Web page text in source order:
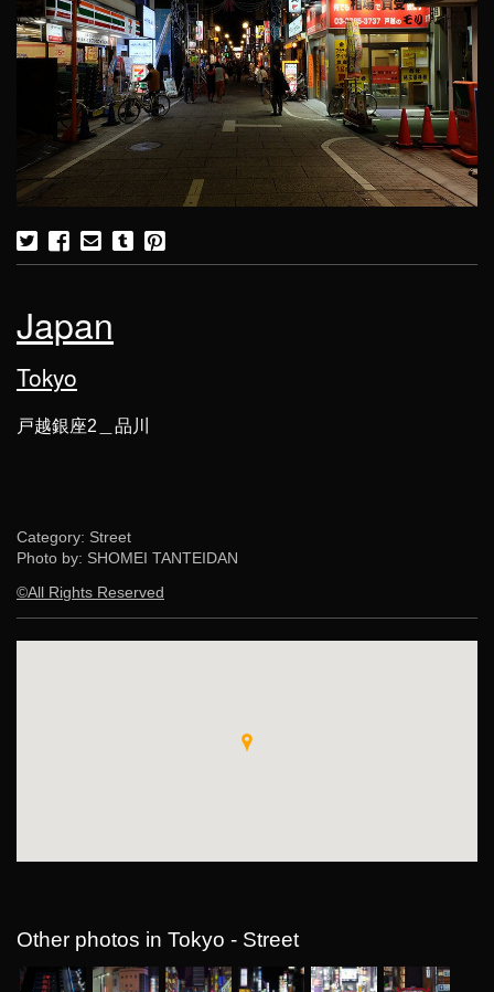
Japan
Tokyo
戸越銀座2＿品川
Category: Street
Photo by: SHOMEI TANTEIDAN
©All Rights Reserved
Other photos in Tokyo - Street